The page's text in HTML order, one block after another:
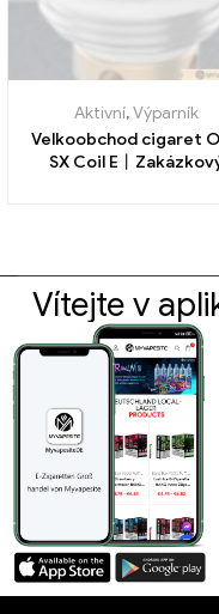
Aktivní,Výparník
Velkoobchod cigaret
SX Coil E丨
Vítejte v